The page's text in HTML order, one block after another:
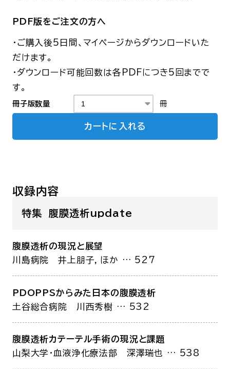
PDF版をご注文の方へ
・ご購入後5日間、マイページからダウンロードいた
だけます。
・ダウンロード可能回数は各PDFにつき5回までで
す。
冊子版数量 冊
カートに入れる
収録内容
特集 腹膜透析update
腹膜透析の現況と展望
川島病院
井上朋子，ほか … 527
PDOPPSからみた日本の腹膜透析
土谷総合病院
川西秀樹 … 532
腹膜透析カテーテル手術の現況と課題
山梨大学・血液浄化療法部
深澤瑞也 … 538